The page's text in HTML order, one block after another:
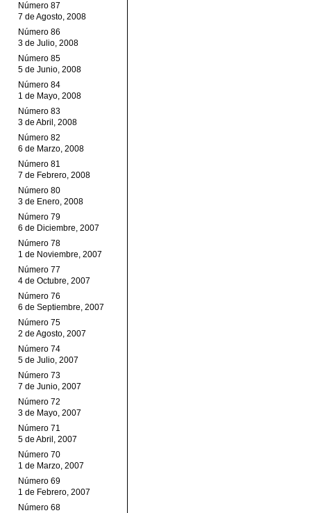
Número 87
7 de Agosto, 2008
Número 86
3 de Julio, 2008
Número 85
5 de Junio, 2008
Número 84
1 de Mayo, 2008
Número 83
3 de Abril, 2008
Número 82
6 de Marzo, 2008
Número 81
7 de Febrero, 2008
Número 80
3 de Enero, 2008
Número 79
6 de Diciembre, 2007
Número 78
1 de Noviembre, 2007
Número 77
4 de Octubre, 2007
Número 76
6 de Septiembre, 2007
Número 75
2 de Agosto, 2007
Número 74
5 de Julio, 2007
Número 73
7 de Junio, 2007
Número 72
3 de Mayo, 2007
Número 71
5 de Abril, 2007
Número 70
1 de Marzo, 2007
Número 69
1 de Febrero, 2007
Número 68